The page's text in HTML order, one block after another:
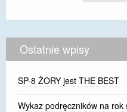
Ostatnie wpisy
SP-8 ŻORY jest THE BEST
Wykaz podręczników na